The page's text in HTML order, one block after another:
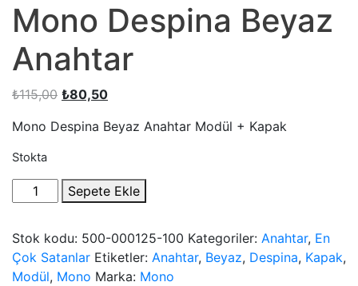
Mono Despina Beyaz
Anahtar
₺115,00 Orijinal
₺115,00.
₺80,50Şu
fiyat:
Mono Despina Beyaz Anahtar Modül + Kapak
Stokta
Mono
Despina
Anahtar
quantity
Sepete Ekle
Stok kodu: 500-000125-100 Kategoriler: Anahtar, En
Çok Satanlar Etiketler: Anahtar, Beyaz, Despina, Kapak,
Modül, Mono Marka: Mono